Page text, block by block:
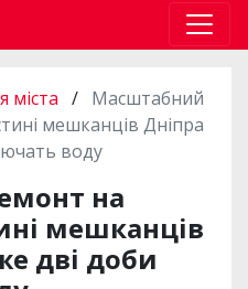
міста / Масштабний
мешканців Дніпра
воду
на
мешканців
дві доби